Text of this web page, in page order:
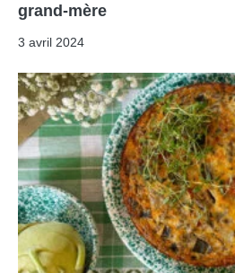
grand-mère
3 avril 2024